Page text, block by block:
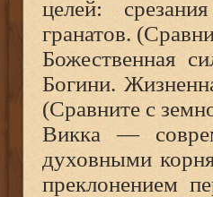
целей:
гранатов.
Божественная
Богини.
(Сравните с
Викка —
духовными
преклонением